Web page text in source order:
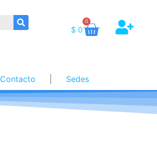
$ 0
0
Contacto Sedes